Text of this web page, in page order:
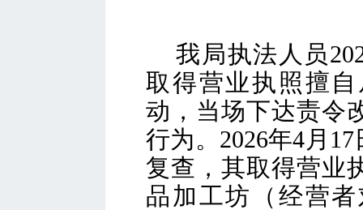
我局执法人员
取得营业执照擅
动，当场下达责令
行为。2026年4月
复查，其取得营业
品加工坊（经营